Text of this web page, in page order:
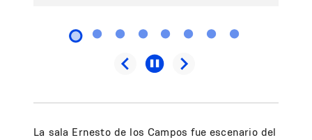
La sala Ernesto de los Campos fue escenario del